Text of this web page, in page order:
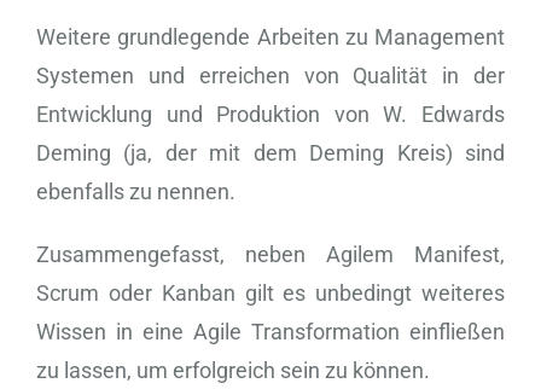
Weitere grundlegende Arbeiten zu Management
Systemen und erreichen von Qualität in der
Entwicklung und Produktion von W. Edwards
Deming (ja, der mit dem Deming Kreis) sind
ebenfalls zu nennen.
Zusammengefasst, neben Agilem Manifest,
Scrum oder Kanban gilt es unbedingt weiteres
Wissen in eine Agile Transformation einfließen
zu lassen, um erfolgreich sein zu können.